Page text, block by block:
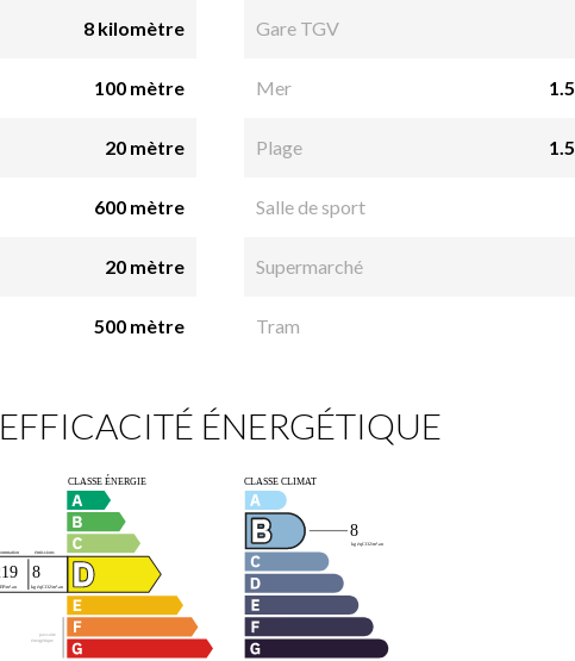
8 kilomètre
100 mètre
20 mètre
600 mètre
20 mètre
500 mètre
Gare TGV
Mer
Plage
Salle de sport
Supermarché
Tram
EFFICACITÉ ÉNERGÉTIQUE